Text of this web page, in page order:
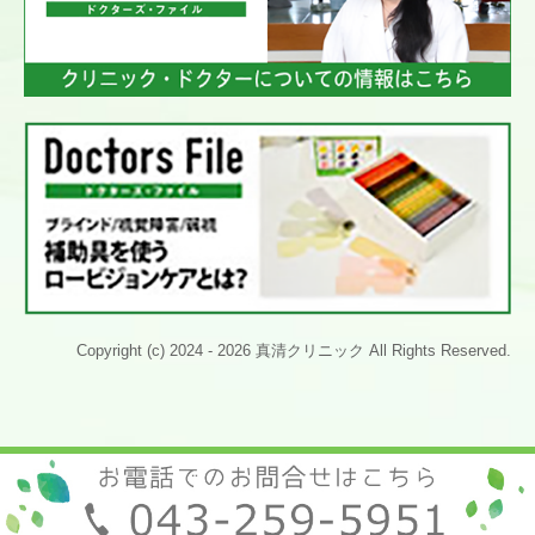
Copyright (c) 2024 - 2026 真清クリニック All Rights Reserved.